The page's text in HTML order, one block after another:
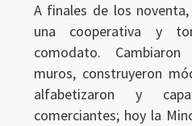
A finales de los
una cooperativa y
comodato.
muros, construyeron
alfabetizaron y
comerciantes; hoy la